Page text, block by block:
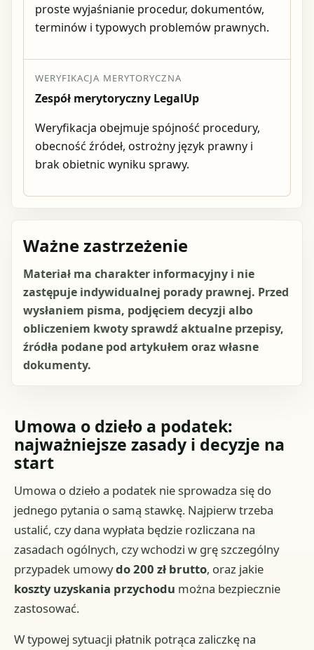
proste wyjaśnianie procedur, dokumentów,
terminów i typowych problemów prawnych.
WERYFIKACJA MERYTORYCZNA
Zespół merytoryczny LegalUp
Weryfikacja obejmuje spójność procedury,
obecność źródeł, ostrożny język prawny i
brak obietnic wyniku sprawy.
Ważne zastrzeżenie
Materiał ma charakter informacyjny i nie
zastępuje indywidualnej porady prawnej. Przed
wysłaniem pisma, podjęciem decyzji albo
obliczeniem kwoty sprawdź aktualne przepisy,
źródła podane pod artykułem oraz własne
dokumenty.
Umowa o dzieło a podatek:
najważniejsze zasady i decyzje na
start
Umowa o dzieło a podatek nie sprowadza się do
jednego pytania o samą stawkę. Najpierw trzeba
ustalić, czy dana wypłata będzie rozliczana na
zasadach ogólnych, czy wchodzi w grę szczególny
przypadek umowydo 200 zł brutto, oraz jakie
koszty uzyskania przychodu można bezpiecznie
zastosować.
W typowej sytuacji płatnik potrąca zaliczkę na